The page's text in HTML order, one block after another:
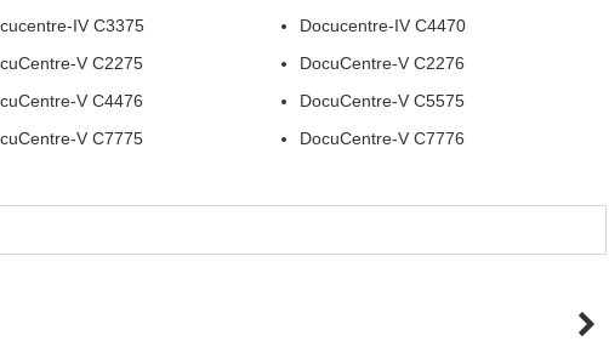
IV C3375
Docucentre-IV C4470
V C2275
DocuCentre-V C2276
V C4476
DocuCentre-V C5575
V C7775 DocuCentre-V C7776